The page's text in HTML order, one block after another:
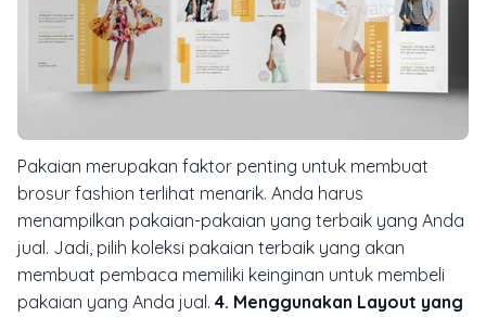
Pakaian merupakan faktor penting untuk membuat
brosur fashion terlihat menarik. Anda harus
menampilkan pakaian-pakaian yang terbaik yang Anda
jual. Jadi, pilih koleksi pakaian terbaik yang akan
membuat pembaca memiliki keinginan untuk membeli
pakaian yang Anda jual. 4. Menggunakan Layout yang